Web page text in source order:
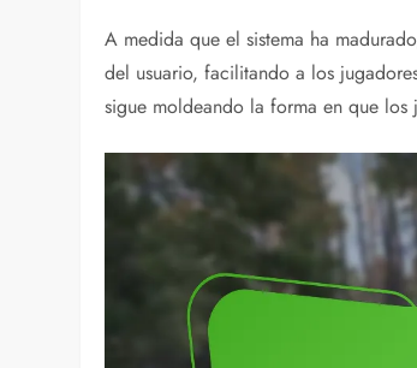
A medida que el sistema ha
del usuario, facilitando a los
sigue moldeando la forma en que los